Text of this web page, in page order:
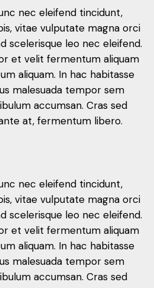
nec eleifend tincidunt,
vitae vulputate magna orci
scelerisque leo nec eleifend.
et velit fermentum aliquam
aliquam. In hac habitasse
malesuada tempor sem
accumsan. Cras sed
at, fermentum libero.
nec eleifend tincidunt,
vitae vulputate magna orci
scelerisque leo nec eleifend.
et velit fermentum aliquam
aliquam. In hac habitasse
malesuada tempor sem
accumsan. Cras sed